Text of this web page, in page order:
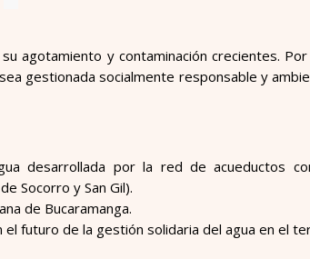
agotamiento y contaminación crecientes.
gestionada socialmente responsable y
desarrollada por la red de acueductos
Socorro y San Gil).
de Bucaramanga.
futuro de la gestión solidaria del agua en el